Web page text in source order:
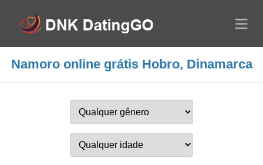
Namoro online grátis Hobro, Dinamarca